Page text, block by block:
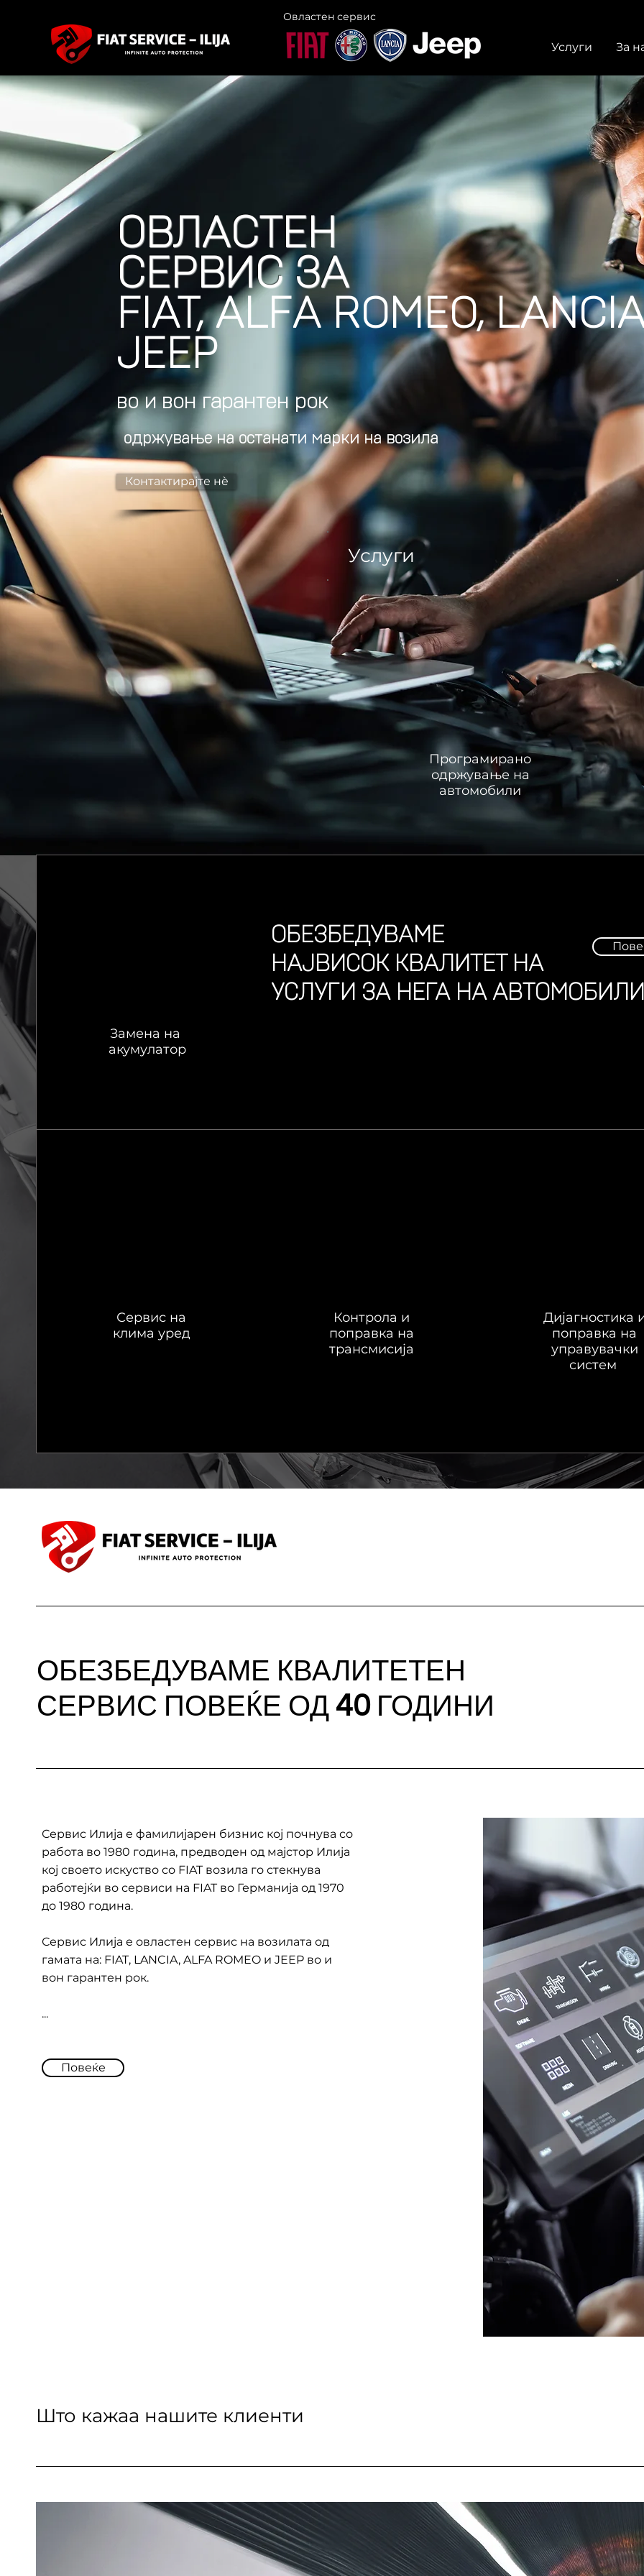
Овластен сервис
Услуги За
ОВЛАСТЕН
СЕРВИС ЗА
FIAT, ALFA ROMEO,
JEEP
во и вон гарантен рок
одржување на останати марки на возила
Контактирајте нè
Услуги
Програмирано
одржување на
автомобили
Замена на
акумулатор
ОБЕЗБЕДУВАМЕ
НАЈВИСОК КВАЛИТЕТ НА
УСЛУГИ ЗА НЕГА НА АВТОМОБИЛИ
Сервис на
клима уред
Контрола и
поправка на
трансмисија
Дијагностика
поправка на
управувачки
систем
ОБЕЗБЕДУВАМЕ КВАЛИТЕТЕН
СЕРВИС ПОВЕЌЕ ОД 40ГОДИНИ
Сервис Илија е фамилијарен бизнис кој почнува со
работа во 1980 година, предводен од мајстор Илија
коj своето искуство со FIAT возила го стекнува
работејќи во сервиси на FIAT во Германија од 1970
до 1980 година.
Сервис Илија е овластен сервис на возилата од
гамата на: FIAT, LANCIA, ALFA ROMEO и JEEP во и
вон гарантен рок.
...
Повеќе
Што кажаа нашите клиенти